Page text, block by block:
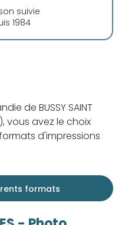
suivie
1984
de BUSSY SAINT
vous avez le choix
d'impressions
formats